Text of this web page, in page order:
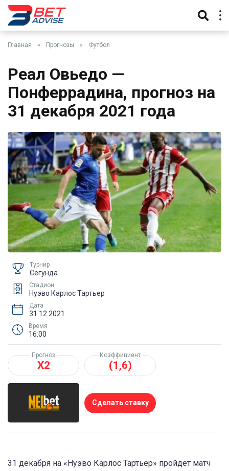
Главная » Прогнозы » Футбол
Реал Овьедо —
Понферрадина, прогноз на
31 декабря 2021 года
Турнир
Сегунда
Стадион
Нуэво Карлос Тартьер
Дата
31.12.2021
Время
16:00
Прогноз
Х2
Коэффициент
(1,6)
Сделать ставку
31 декабря на «Нуэво Карлос Тартьер» пройдет матч